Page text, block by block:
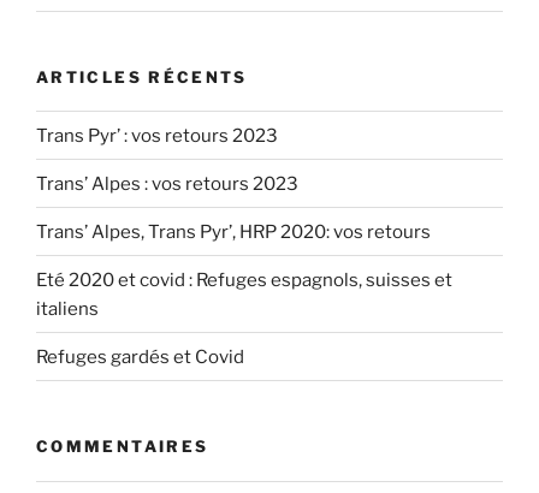
ARTICLES RÉCENTS
Trans Pyr’ : vos retours 2023
Trans’ Alpes : vos retours 2023
Trans’ Alpes, Trans Pyr’, HRP 2020: vos retours
Eté 2020 et covid : Refuges espagnols, suisses et
italiens
Refuges gardés et Covid
COMMENTAIRES